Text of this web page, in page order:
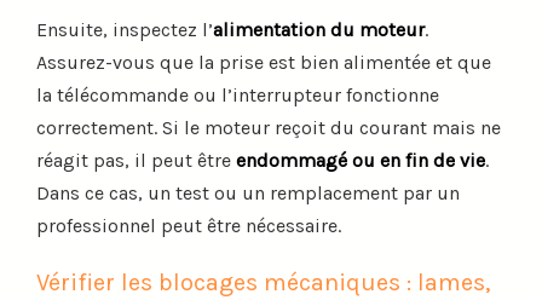
Ensuite, inspectez l’alimentation du moteur.
Assurez-vous que la prise est bien alimentée et que
la télécommande ou l’interrupteur fonctionne
correctement. Si le moteur reçoit du courant mais ne
réagit pas, il peut être endommagé ou en fin de vie.
Dans ce cas, un test ou un remplacement par un
professionnel peut être nécessaire.
Vérifier les blocages mécaniques : lames,